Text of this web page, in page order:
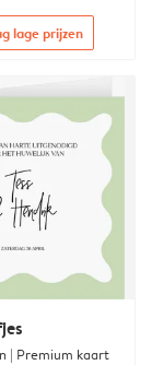
lage prijzen
| Premium kaart